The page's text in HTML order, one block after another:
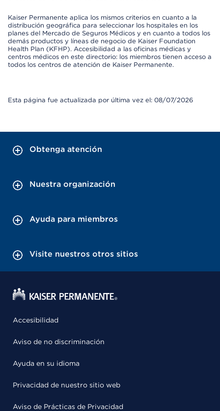
Kaiser Permanente aplica los mismos criterios en cuanto a la
distribución geográfica para seleccionar los hospitales en los
planes del Mercado de Seguros Médicos y en cuanto a todos los
demás productos y líneas de negocio de Kaiser Foundation
Health Plan (KFHP). Accesibilidad a las oficinas médicas y
centros médicos en este directorio: los miembros tienen acceso a
todos los centros de atención de Kaiser Permanente.
Esta página fue actualizada por última vez el: 08/07/2026
Obtenga atención
Nuestra organización
Ayuda para miembros
Visite nuestros otros sitios
Accesibilidad
Aviso de no discriminación
Ayuda en su idioma
Privacidad de nuestro sitio web
Aviso de Prácticas de Privacidad